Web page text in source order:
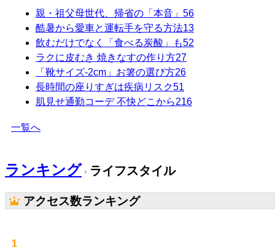
親・祖父母世代、帰省の「本音」 56
酷暑から愛車と運転手を守る方法13
飲むだけでなく「食べる炭酸」も52
ラクに皮むき 焼きなすの作り方27
「靴サイズ-2cm」お箸の選び方26
長時間の座りすぎは疾病リスク51
肌見せ通勤コーデ 不快どこから216
一覧へ
ランキング ライフスタイル
アクセス数ランキング
1